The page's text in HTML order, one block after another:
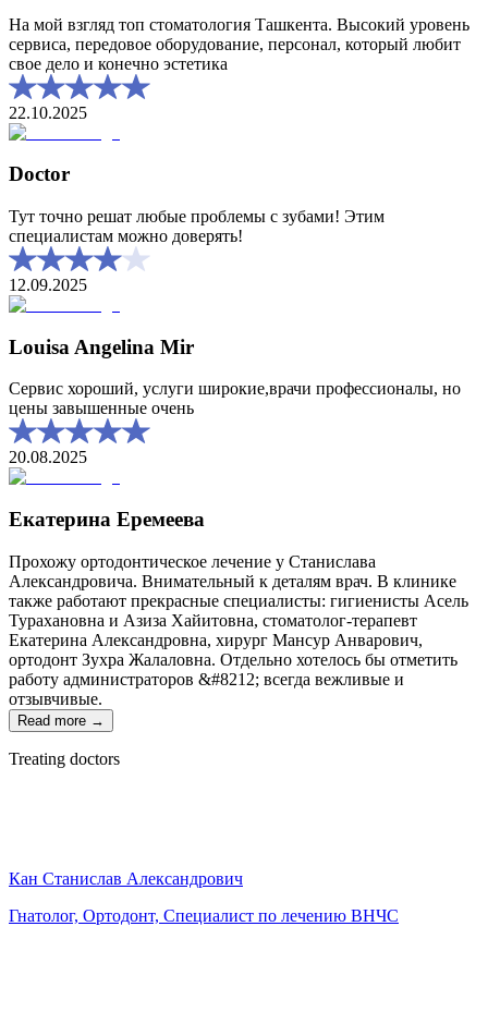
На мой взгляд топ стоматология Ташкента. Высокий уровень
сервиса, передовое оборудование, персонал, который любит
свое дело и конечно эстетика
22.10.2025
Doctor
Тут точно решат любые проблемы с зубами! Этим
специалистам можно доверять!
12.09.2025
Louisa Angelina Mir
Сервис хороший, услуги широкие,врачи профессионалы, но
цены завышенные очень
20.08.2025
Екатерина Еремеева
Прохожу ортодонтическое лечение у Станислава
Александровича. Внимательный к деталям врач. В клинике
также работают прекрасные специалисты: гигиенисты Асель
Турахановна и Азиза Хайитовна, стоматолог-терапевт
Екатерина Александровна, хирург Мансур Анварович,
ортодонт Зухра Жалаловна. Отдельно хотелось бы отметить
работу администраторов &#8212; всегда вежливые и
отзывчивые.
Read more →
Treating doctors
Кан Станислав Александрович
Гнатолог, Ортодонт, Специалист по лечению ВНЧС